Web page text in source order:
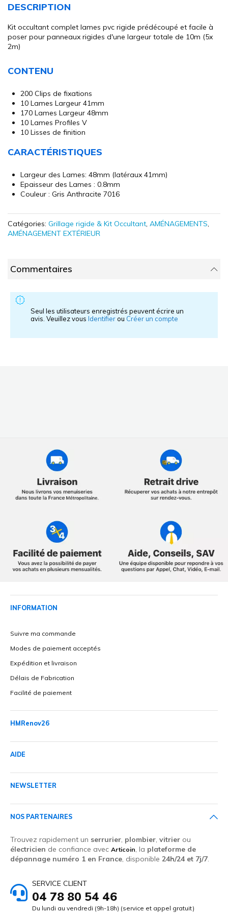
to
the
of
the
images
DESCRIPTION
Kit occultant complet lames pvc rigide prédécoupé et facile à
poser pour panneaux rigides d'une largeur totale de 10m (5x
2m)
CONTENU
200 Clips de fixations
10 Lames Largeur 41mm
170 Lames Largeur 48mm
10 Lames Profiles V
10 Lisses de finition
CARACTÉRISTIQUES
Largeur des Lames: 48mm (latéraux 41mm)
Epaisseur des Lames : 0.8mm
Couleur : Gris Anthracite 7016
Catégories: Grillage rigide & Kit Occultant, AMÉNAGEMENTS,
AMÉNAGEMENT EXTÉRIEUR
Commentaires
Seul les utilisateurs enregistrés peuvent écrire un
avis. Veuillez vous Identifierou Créer un compte
INFORMATION
Suivre ma commande
Modes de paiement acceptés
Expédition et livraison
Délais de Fabrication
Facilité de paiement
HMRenov26
AIDE
NEWSLETTER
NOS PARTENAIRES
Trouvez rapidement un serrurier, plombier, vitrier ou
électricien de confiance avec Articoin, la plateforme de
dépannage numéro 1 en France, disponible 24h/24 et 7j/7.
SERVICE CLIENT
04 78 80 54 46
Du lundi au vendredi (9h-18h) (service et appel gratuit)